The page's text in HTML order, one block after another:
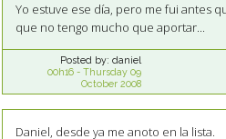
Yo estuve ese día, pero me fui antes
que no tengo mucho que aportar...
Posted by: daniel
00h16- Thursday 09
October 2008
Daniel, desde ya me anoto en la lista.